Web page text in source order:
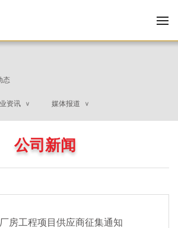
态
资讯 > 媒体报道 >
公司新闻
房工程项目供应商征集通知